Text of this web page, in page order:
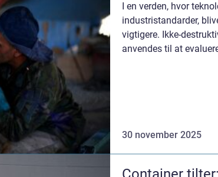
I en verden, hvor
industristandarder,
vigtigere. Ikke-
anvendes til at
30 november 2025